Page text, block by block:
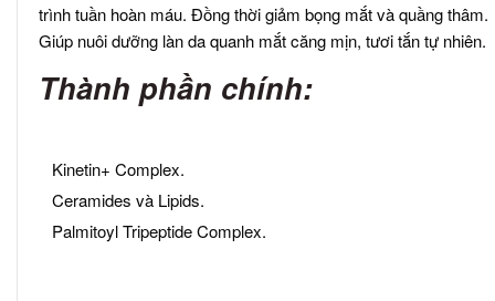
trình tuần hoàn máu. Đồng thời giảm bọng mắt và quầng thâm.
Giúp nuôi dưỡng làn da quanh mắt căng mịn, tươi tắn tự nhiên.
Thành phần chính:
Kinetin+ Complex.
Ceramides và Lipids.
Palmitoyl Tripeptide Complex.